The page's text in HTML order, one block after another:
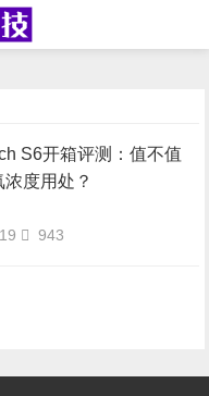
S6开箱评测：值不值
度用处？
943